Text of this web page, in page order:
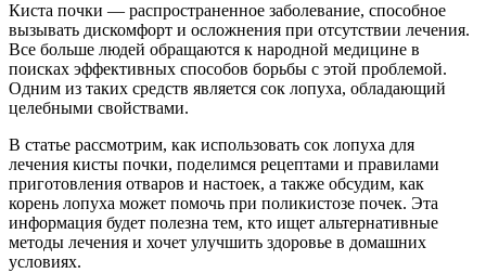
Киста почки — распространенное заболевание, способное
вызывать дискомфорт и осложнения при отсутствии лечения.
Все больше людей обращаются к народной медицине в
поисках эффективных способов борьбы с этой проблемой.
Одним из таких средств является сок лопуха, обладающий
целебными свойствами.
В статье рассмотрим, как использовать сок лопуха для
лечения кисты почки, поделимся рецептами и правилами
приготовления отваров и настоек, а также обсудим, как
корень лопуха может помочь при поликистозе почек. Эта
информация будет полезна тем, кто ищет альтернативные
методы лечения и хочет улучшить здоровье в домашних
условиях.